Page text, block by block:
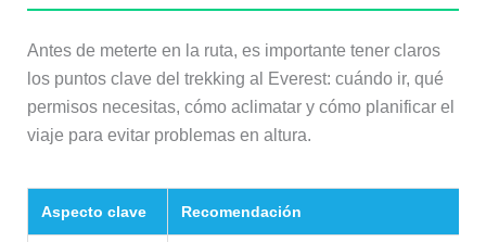
Antes de meterte en la ruta, es importante tener claros
los puntos clave del trekking al Everest: cuándo ir, qué
permisos necesitas, cómo aclimatar y cómo planificar el
viaje para evitar problemas en altura.
Aspecto clave Recomendación